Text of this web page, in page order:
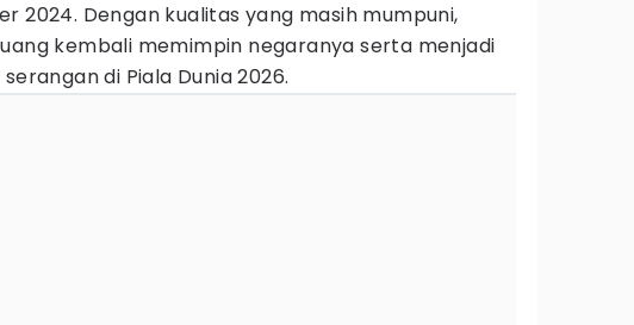
2024. Dengan kualitas yang masih mumpuni,
kembali memimpin negaranya serta menjadi
di Piala Dunia 2026.